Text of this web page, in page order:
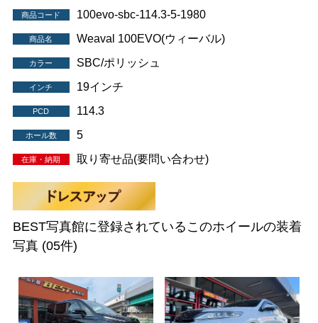
商品コード 100evo-sbc-114.3-5-1980
商品名 Weaval 100EVO(ウィーバル)
カラー SBC/ポリッシュ
インチ 19インチ
PCD 114.3
ホール数 5
在庫・納期 取り寄せ品(要問い合わせ)
BEST写真館に登録されているこのホイールの装着
写真(05件)